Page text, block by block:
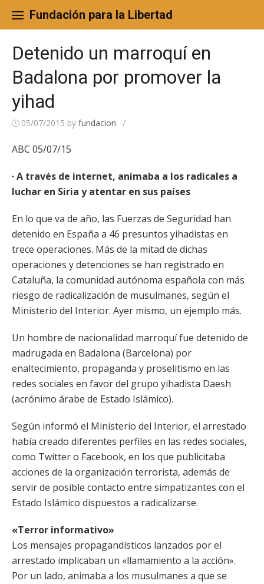
content
Fundación para la Libertad
Detenido un marroquí en
Badalona por promover la
yihad
05/07/2015 by fundacion /
ABC 05/07/15
· A través de internet, animaba a los radicales a
luchar en Siria y atentar en sus países
En lo que va de año, las Fuerzas de Seguridad han
detenido en España a 46 presuntos yihadistas en
trece operaciones. Más de la mitad de dichas
operaciones y detenciones se han registrado en
Cataluña, la comunidad autónoma española con más
riesgo de radicalización de musulmanes, según el
Ministerio del Interior. Ayer mismo, un ejemplo más.
Un hombre de nacionalidad marroquí fue detenido de
madrugada en Badalona (Barcelona) por
enaltecimiento, propaganda y proselitismo en las
redes sociales en favor del grupo yihadista Daesh
(acrónimo árabe de Estado Islámico).
Según informó el Ministerio del Interior, el arrestado
había creado diferentes perfiles en las redes sociales,
como Twitter o Facebook, en los que publicitaba
acciones de la organización terrorista, además de
servir de posible contacto entre simpatizantes con el
Estado Islámico dispuestos a radicalizarse.
«Terror informativo»
Los mensajes propagandísticos lanzados por el
arrestado implicaban un «llamamiento a la acción».
Por un lado, animaba a los musulmanes a que se